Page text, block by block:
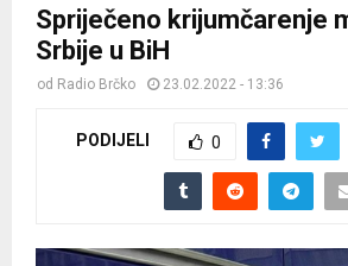
Spriječeno krijumčarenje
Srbije u BiH
od Radio Brčko 23.02.2022 - 13:36
PODIJELI 0